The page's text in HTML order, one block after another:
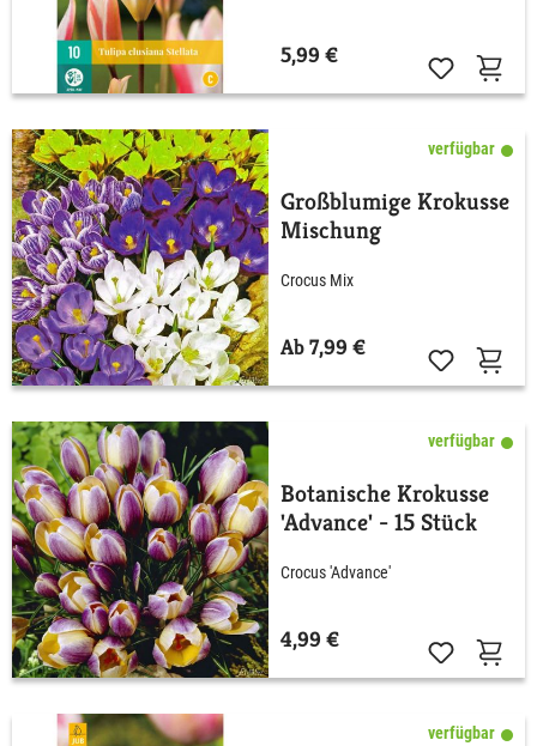
5,99 €
verfügbar
Großblumige Krokusse
Mischung
Crocus Mix
Ab 7,99 €
verfügbar
Botanische Krokusse
'Advance' - 15 Stück
Crocus 'Advance'
4,99 €
verfügbar